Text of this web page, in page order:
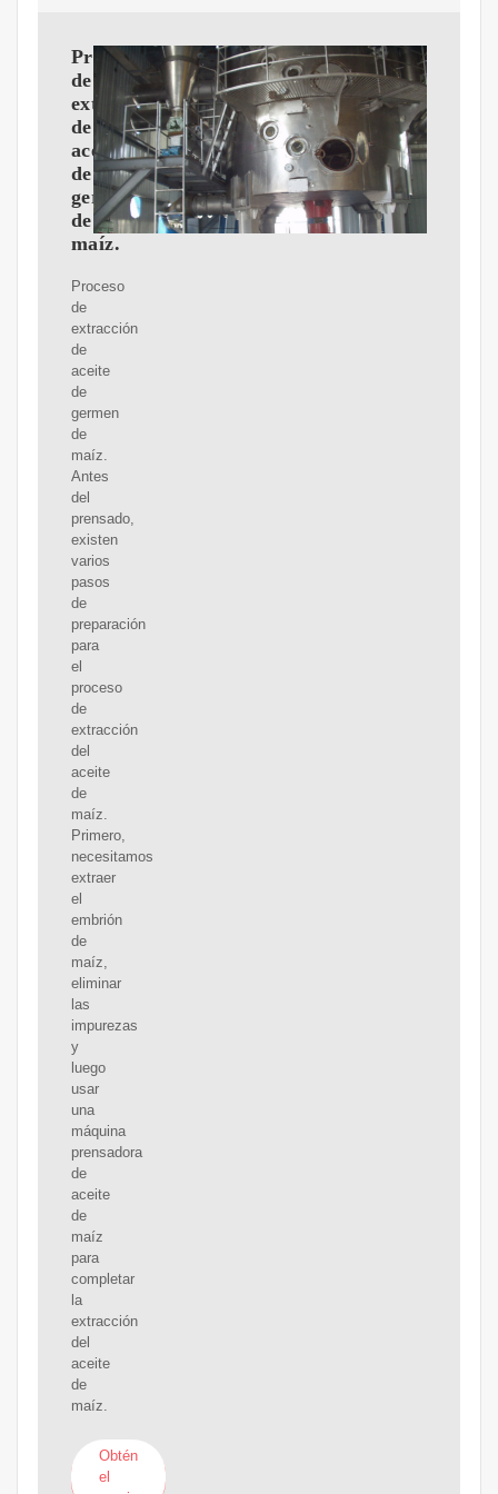
Proceso
de
extracción
de
aceite
de
germen
de
maíz.
Proceso
de
extracción
de
aceite
de
germen
de
maíz.
Antes
del
prensado,
existen
varios
pasos
de
preparación
para
el
proceso
de
extracción
del
aceite
de
maíz.
Primero,
necesitamos
extraer
el
embrión
de
maíz,
eliminar
las
impurezas
y
luego
usar
una
máquina
prensadora
de
aceite
de
maíz
para
completar
la
extracción
del
aceite
de
maíz.
Obtén
el